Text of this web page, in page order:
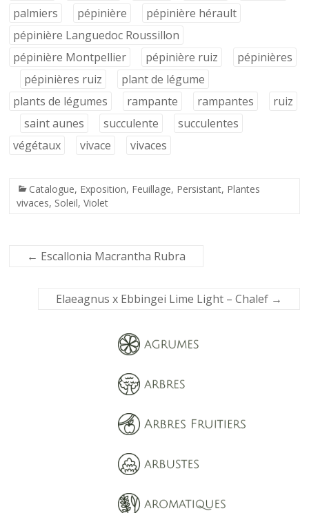
palmiers
pépinière
pépinière hérault
pépinière Languedoc Roussillon
pépinière Montpellier
pépinière ruiz
pépinières
pépinières ruiz
plant de légume
plants de légumes
rampante rampantes
ruiz
saint aunes
succulente
succulentes
végétaux
vivace vivaces
Catalogue, Exposition, Feuillage, Persistant, Plantes
vivaces, Soleil,Violet
← Escallonia Macrantha Rubra
Elaeagnus x Ebbingei Lime Light – Chalef →